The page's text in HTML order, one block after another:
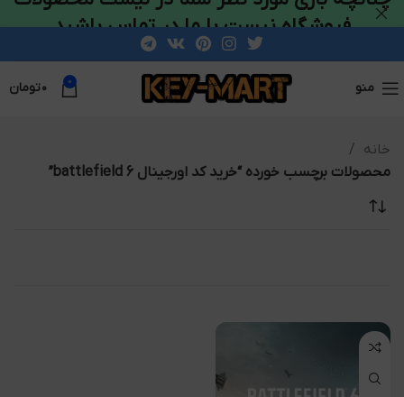
منو 0 ۰تومان
خانه
محصولات برچسب خورده “خرید کد اورجینال battlefield 6”
فروشگاه نیست با ما در تماس باشید